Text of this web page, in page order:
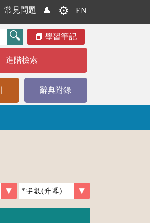
常見問題 👤 ⚙️ EN
學習筆記
進階檢索
辭典附錄